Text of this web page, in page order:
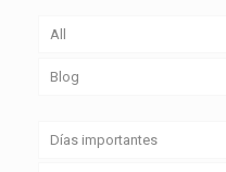
All
Blog
Días importantes